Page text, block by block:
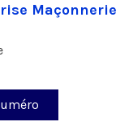
Maçonnerie